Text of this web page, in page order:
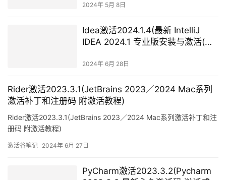
2024年 5月 8日
Idea激活2024.1.4(最新 IntelliJ
IDEA 2024.1 专业版安装与激活(带
2024年 6月 28日
Rider激活2023.3.1(JetBrains 2023／2024 Mac系列
激活补丁和注册码 附激活教程)
Rider激活2023.3.1(JetBrains 2023／2024 Mac系列激活补丁和注
册码 附激活教程)
激活谷笔记 2024年 6月 27日
PyCharm激活2023.3.2(Pycharm